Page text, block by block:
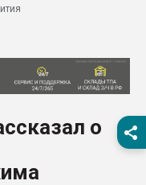
28.07.2026
первый план в
28.07.2026
ситуацией на
Всё, что касается
о